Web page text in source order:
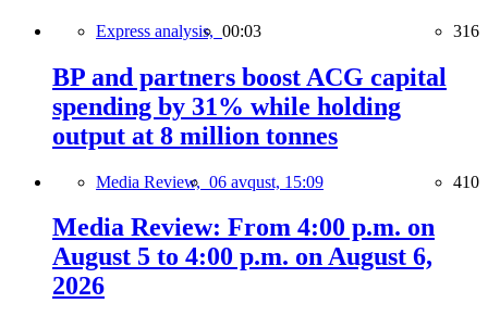
Express analysis, 00:03 316
BP and partners boost ACG capital
spending by 31% while holding
output at 8 million tonnes
Media Review, 06 avqust, 15:09 410
Media Review: From 4:00 p.m. on
August 5 to 4:00 p.m. on August 6,
2026